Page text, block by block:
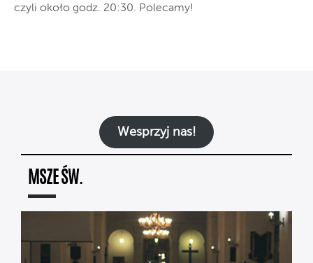
czyli około godz. 20:30. Polecamy!
Wesprzyj nas!
MSZE ŚW.